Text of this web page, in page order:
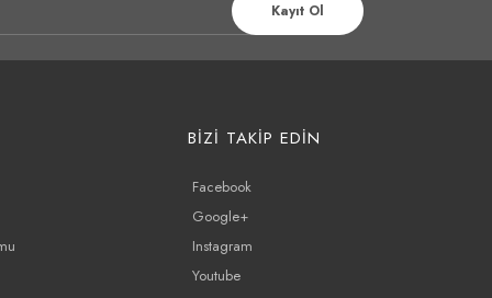
Kayıt Ol
BİZİ TAKİP EDİN
Facebook
Google+
Instagram
Youtube